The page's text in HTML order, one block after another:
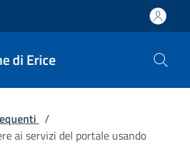
di Erice
/
ai servizi del portale usando